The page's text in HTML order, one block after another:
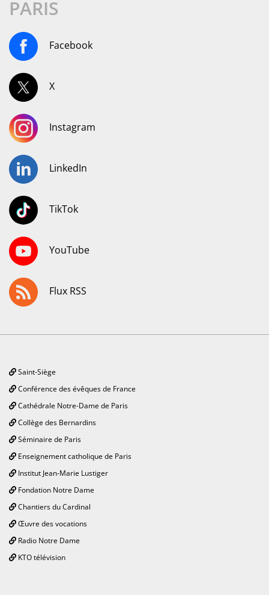
PARIS
Facebook
X
Instagram
LinkedIn
TikTok
YouTube
Flux RSS
Saint-Siège
Conférence des évêques de France
Cathédrale Notre-Dame de Paris
Collège des Bernardins
Séminaire de Paris
Enseignement catholique de Paris
Institut Jean-Marie Lustiger
Fondation Notre Dame
Chantiers du Cardinal
Œuvre des vocations
Radio Notre Dame
KTO télévision